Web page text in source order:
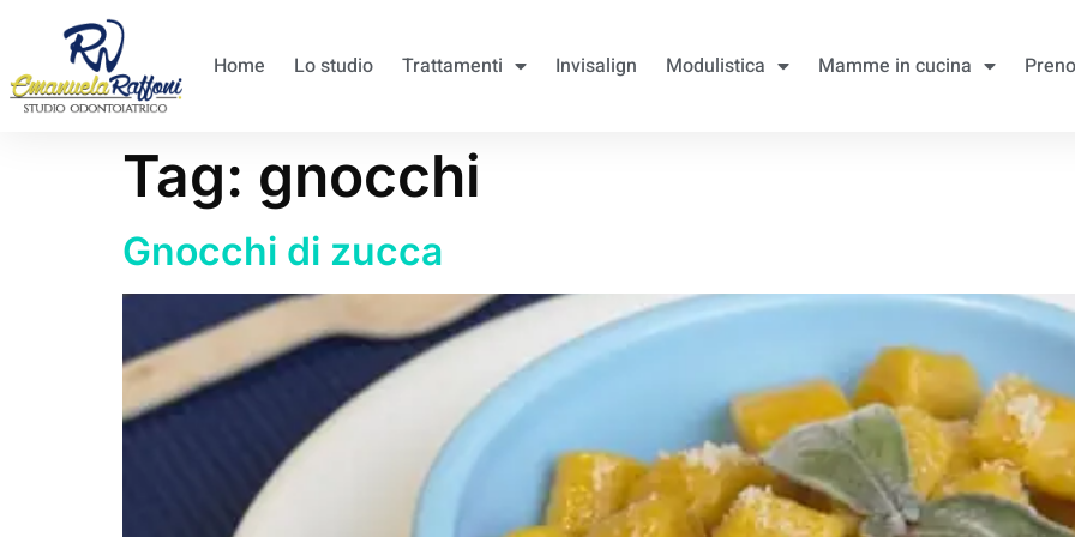
Home Lo studio Trattamenti Invisalign Modulistica Mamme in cucina
Tag: gnocchi
Gnocchi di zucca